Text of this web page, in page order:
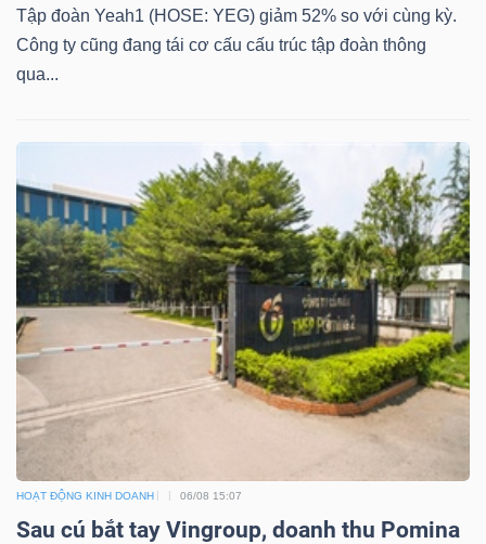
Tập đoàn Yeah1 (HOSE: YEG) giảm 52% so với cùng kỳ.
Công ty cũng đang tái cơ cấu cấu trúc tập đoàn thông
qua...
HOẠT ĐỘNG KINH DOANH 06/08 15:07
Sau cú bắt tay Vingroup, doanh thu Pomina